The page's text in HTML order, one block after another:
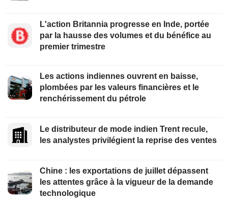
L'action Britannia progresse en Inde, portée
par la hausse des volumes et du bénéfice au
premier trimestre
Les actions indiennes ouvrent en baisse,
plombées par les valeurs financières et le
renchérissement du pétrole
Le distributeur de mode indien Trent recule,
les analystes privilégient la reprise des ventes
Chine : les exportations de juillet dépassent
les attentes grâce à la vigueur de la demande
technologique